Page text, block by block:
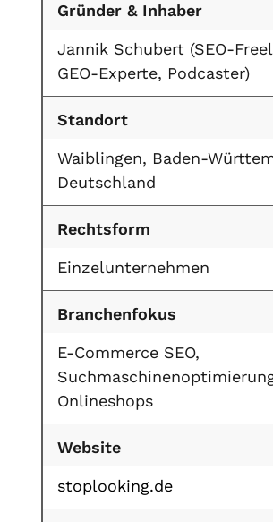
Gründer & Inhaber
Jannik Schubert (SEO-
GEO-Experte, Podcaster)
Standort
Waiblingen, Baden-
Deutschland
Rechtsform
Einzelunternehmen
Branchenfokus
E-Commerce SEO,
Onlineshops
Website
stoplooking.de